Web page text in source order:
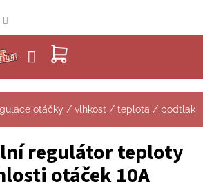
NÁKUPNÍ
KOŠÍK
otáčky / vlhkost / teplota / podtlak
regulátor teploty
otáček 10A